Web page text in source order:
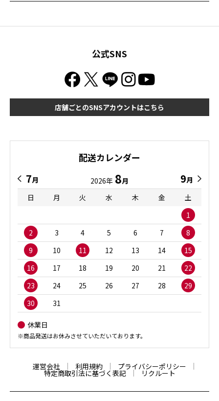
公式SNS
店舗ごとのSNSアカウントはこちら
配送カレンダー
7月 2026年 8月 9月
日
月 火 水 木 金
土
1
2
3 4 5 6 7
8
9
10 11 12 13 14
15
16
17 18 19 20 21
22
23
24 25 26 27 28
29
30
31
休業日
※商品発送はお休みさせていただいております。
運営会社 利用規約 プライバシーポリシー
特定商取引法に基づく表記 リクルート